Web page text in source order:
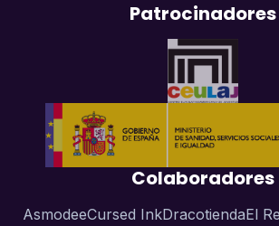
Patrocinadores
Colaboradores
AsmodeeCursed InkDracotiendaEl